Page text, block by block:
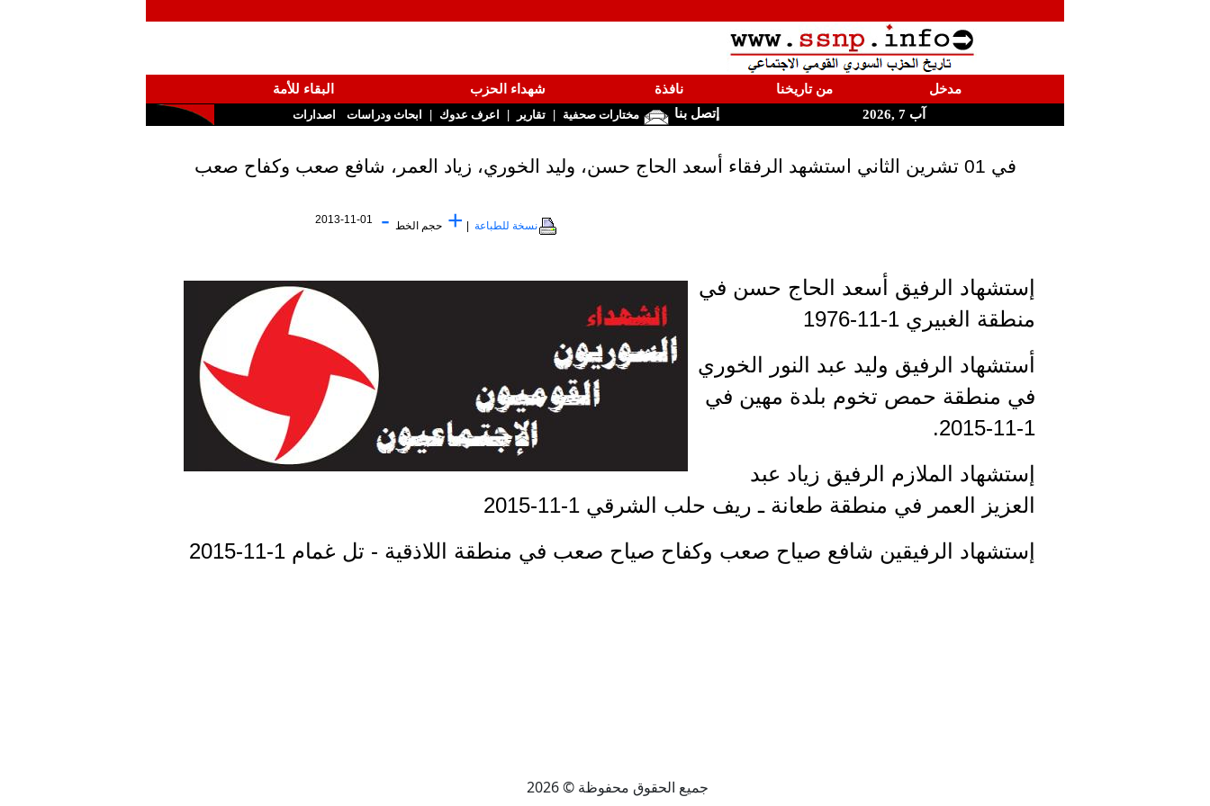
مدخل من تاريخنا نافذة شهداء الحزب
البقاء للأمة
آب 7 ,2026
إتصل بنا مختارات صحفية | تقارير | اعرف عدوك | ابحاث ودراسات اصدارات
في 01 تشرين الثاني استشهد الرفقاء أسعد الحاج حسن، وليد الخوري، زياد العمر، شافع صعب وكفاح صعب
نسخة للطباعة + حجم الخط -
2013-11-01
إستشهاد الرفيق أسعد الحاج حسن في
منطقة الغبيري 1-11-1976
أستشهاد الرفيق وليد عبد النور الخوري
في منطقة حمص تخوم بلدة مهين في
1-11-2015.
إستشهاد الملازم الرفيق زياد عبد
العزيز العمر في منطقة طعانة ـ ريف حلب الشرقي 1-11-2015
إستشهاد الرفيقين شافع صياح صعب وكفاح صياح صعب في منطقة اللاذقية - تل غمام 1-11-2015
جميع الحقوق محفوظة © 2026